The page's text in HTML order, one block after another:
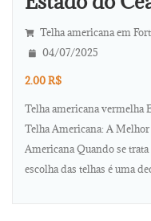
Telha americana em
04/07/2025
2.00 R$
Telha americana vermelha
Telha Americana: A Melhor
Americana Quando se
escolha das telhas é uma